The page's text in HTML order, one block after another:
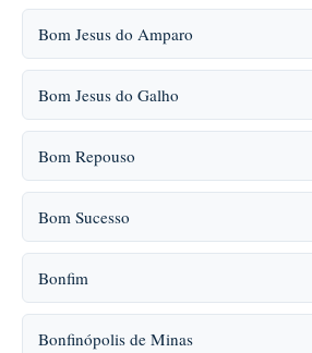
Bom Jesus do Amparo
Bom Jesus do Galho
Bom Repouso
Bom Sucesso
Bonfim
Bonfinópolis de Minas